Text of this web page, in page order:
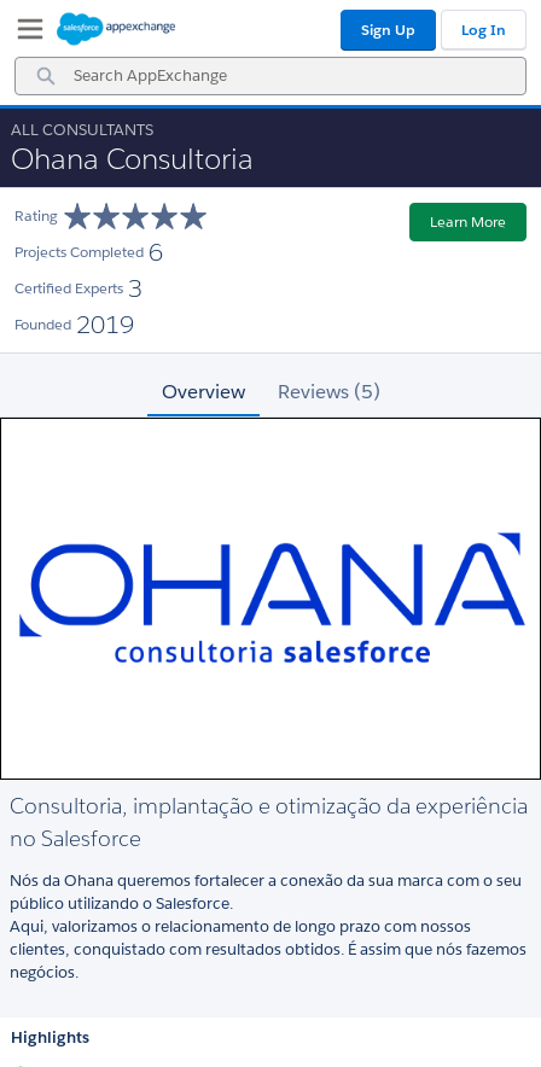
Navigation
Main
Content
Search
AppExchange
Sign Up Log In
ALL CONSULTANTS
Ohana Consultoria
Rating
Projects Completed 6
Certified Experts 3
Founded 2019
Learn More
Overview Reviews (5)
Consultoria, implantação e otimização da experiência
no Salesforce
Nós da Ohana queremos fortalecer a conexão da sua marca com o seu
público utilizando o Salesforce.
Aqui, valorizamos o relacionamento de longo prazo com nossos
clientes, conquistado com resultados obtidos. É assim que nós fazemos
negócios.
Highlights